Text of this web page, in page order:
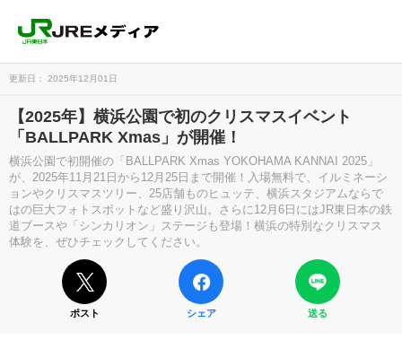
更新日： 2025年12月01日
【2025年】横浜公園で初のクリスマスイベント
「BALLPARK Xmas」が開催！
横浜公園で初開催の「BALLPARK Xmas YOKOHAMA KANNAI 2025」
が、2025年11月21日から12月25日まで開催！入場無料で、イルミネーシ
ョンやクリスマスツリー、25店舗ものヒュッテ、横浜スタジアムならで
はの巨大フォトスポットなど盛り沢山。さらに12月6日にはJR東日本の鉄
道ブースや「シンカリオン」ステージも登場！横浜の特別なクリスマス
体験を、ぜひチェックしてください。
ポスト シェア 送る